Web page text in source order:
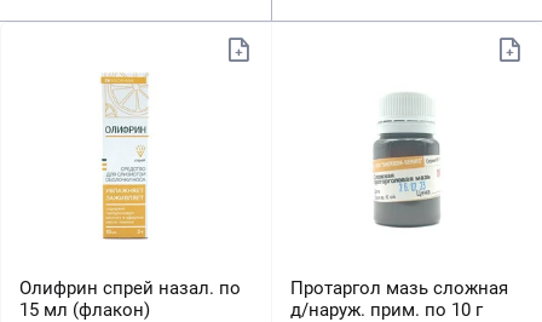
Олифрин спрей назал. по
15 мл (флакон)
Протаргол мазь сложная
д/наруж. прим. по 10 г